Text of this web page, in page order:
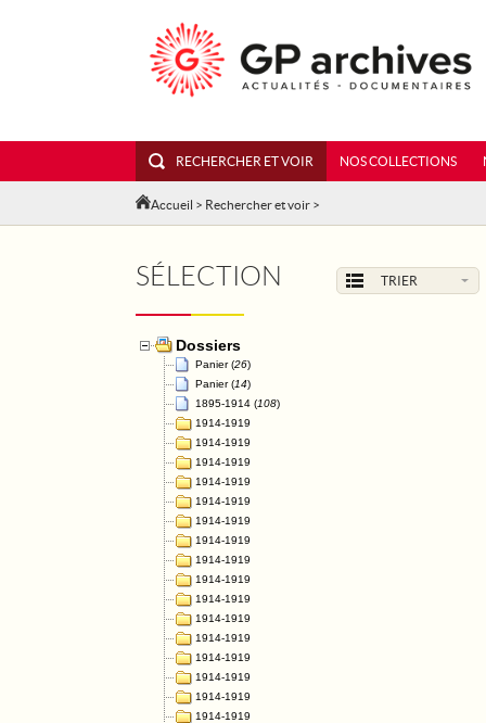
RECHERCHER ET VOIR NOS COLLECTIONS
Accueil > Rechercher et voir >
SÉLECTION TRIER